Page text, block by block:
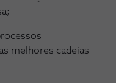
melhores cadeias